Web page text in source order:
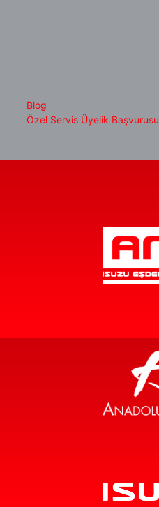
Blog
Özel Servis Üyelik Başvurusu